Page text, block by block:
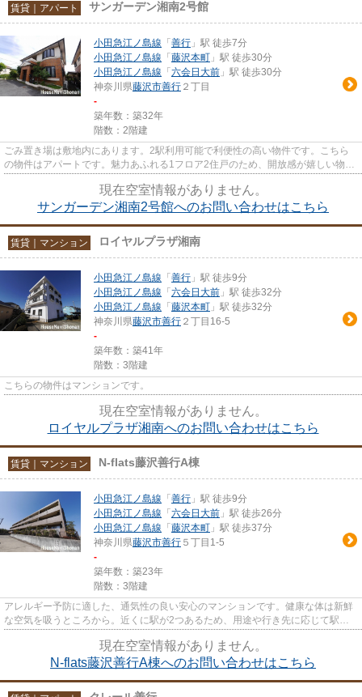
賃貸｜アパート サンガーデン湘南2号館
小田急江ノ島線 「 善行 」駅 徒歩7分
小田急江ノ島線 「 藤沢本町 」駅 徒歩30分
小田急江ノ島線 「 六会日大前 」駅 徒歩30分
神奈川県藤沢市善行 ２丁目
-
築年数：築32年
階数：2階建
ごみ置き場は敷地内にあります。2駅利用可能で利便性の高い物件です。こちら
の物件はアパートです。魅力あふれる1フロア2住戸のため、開放感が嬉しい物件
現在空室情報がありません。
サンガーデン湘南2号館へのお問い合わせはこちら
賃貸｜マンション ロイヤルプラザ湘南
小田急江ノ島線 「 善行 」駅 徒歩9分
小田急江ノ島線 「 六会日大前 」駅 徒歩32分
小田急江ノ島線 「 藤沢本町 」駅 徒歩32分
神奈川県藤沢市善行 ２丁目16-5
-
築年数：築41年
階数：3階建
こちらの物件はマンションです。
現在空室情報がありません。
ロイヤルプラザ湘南へのお問い合わせはこちら
賃貸｜マンション N-flats藤沢善行A棟
小田急江ノ島線 「 善行 」駅 徒歩9分
小田急江ノ島線 「 六会日大前 」駅 徒歩26分
小田急江ノ島線 「 藤沢本町 」駅 徒歩37分
神奈川県藤沢市善行 ５丁目1-5
-
築年数：築23年
階数：3階建
アレルギー予防に適した、通気性の良い安心のマンションです。健康な体は新鮮
な空気を吸うところから。近くに駅が2つあるため、用途や行き先に応じて駅を
現在空室情報がありません。
N-flats藤沢善行A棟へのお問い合わせはこちら